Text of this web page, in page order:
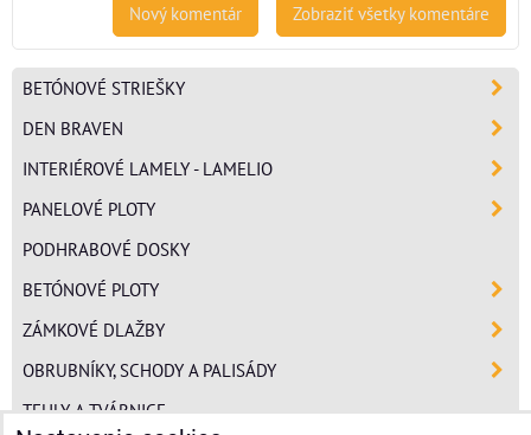
Zobraziť všetky komentáre
Nový komentár
BETÓNOVÉ STRIEŠKY
DEN BRAVEN
INTERIÉROVÉ LAMELY - LAMELIO
PANELOVÉ PLOTY
PODHRABOVÉ DOSKY
BETÓNOVÉ PLOTY
ZÁMKOVÉ DLAŽBY
OBRUBNÍKY, SCHODY A PALISÁDY
TEHLY A TVÁRNICE